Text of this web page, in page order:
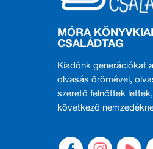
MÓRA
CSALÁDTAG
Kiadónk generációkat
olvasás örömével,
szerető felnőttek
következő